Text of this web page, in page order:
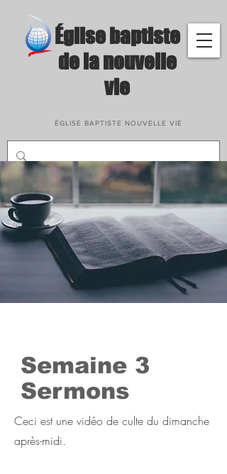
​Église baptiste
de la nouvelle
vie
ÉGLISE BAPTISTE NOUVELLE VIE
Semaine 3
Sermons
Ceci est une vidéo de culte du dimanche
après-midi.